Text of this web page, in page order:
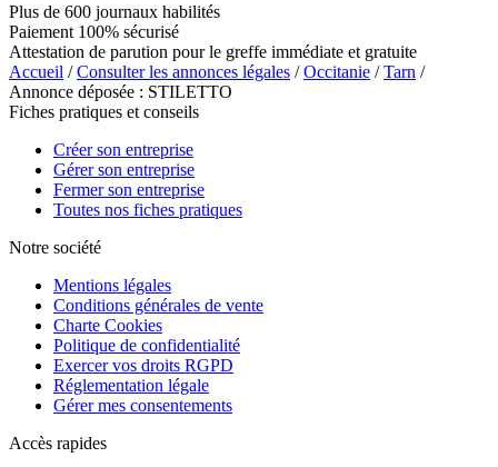
Plus de 600 journaux habilités
Paiement 100% sécurisé
Attestation de parution pour le greffe immédiate et gratuite
Accueil /Consulter les annonces légales /Occitanie /Tarn /
Annonce déposée : STILETTO
Fiches pratiques et conseils
Créer son entreprise
Gérer son entreprise
Fermer son entreprise
Toutes nos fiches pratiques
Notre société
Mentions légales
Conditions générales de vente
Charte Cookies
Politique de confidentialité
Exercer vos droits RGPD
Réglementation légale
Gérer mes consentements
Accès rapides